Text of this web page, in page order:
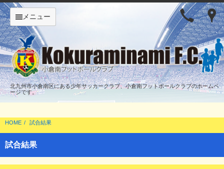
メニュー
北九州市小倉南区にある少年サッカークラブ、小倉南フットボールクラブのホームペ
ージです。
HOME 試合結果
試合結果